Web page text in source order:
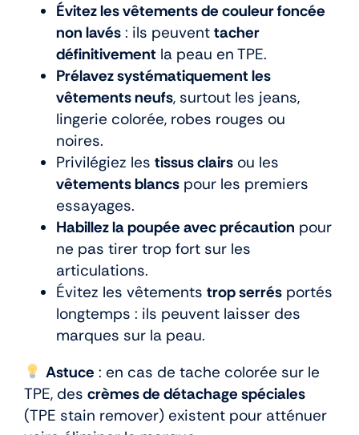
Évitez les vêtements de couleur foncée
non lavés : ils peuvent tacher
définitivement la peau en TPE.
Prélavez systématiquement les
vêtements neufs, surtout les jeans,
lingerie colorée, robes rouges ou
noires.
Privilégiez les tissus clairs ou les
vêtements blancs pour les premiers
essayages.
Habillez la poupée avec précaution pour
ne pas tirer trop fort sur les
articulations.
Évitez les vêtements trop serrés portés
longtemps : ils peuvent laisser des
marques sur la peau.
Astuce : en cas de tache colorée sur le
TPE, des crèmes de détachage spéciales
(TPE stain remover) existent pour atténuer